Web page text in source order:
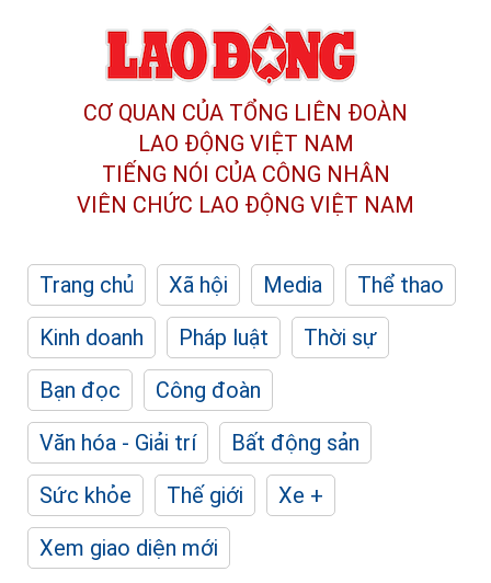
CƠ QUAN CỦA TỔNG LIÊN ĐOÀN
LAO ĐỘNG VIỆT NAM
TIẾNG NÓI CỦA CÔNG NHÂN
VIÊN CHỨC LAO ĐỘNG VIỆT NAM
Trang chủ Xã hội Media
Thể thao
Kinh doanh
Pháp luật
Thời sự
Bạn đọc
Công đoàn
Văn hóa - Giải trí
Bất động sản
Sức khỏe
Thế giới
Xe +
Xem giao diện mới